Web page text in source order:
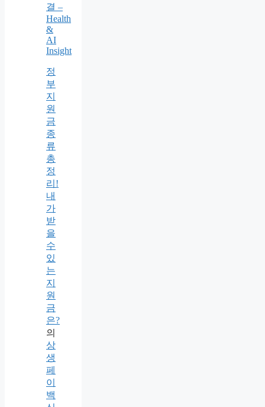
결 –
Health
&
AI
Insight
정
부
지
원
금
종
류
총
정
리!
내
가
받
을
수
있
는
지
원
금
은?
의
상
생
페
이
백